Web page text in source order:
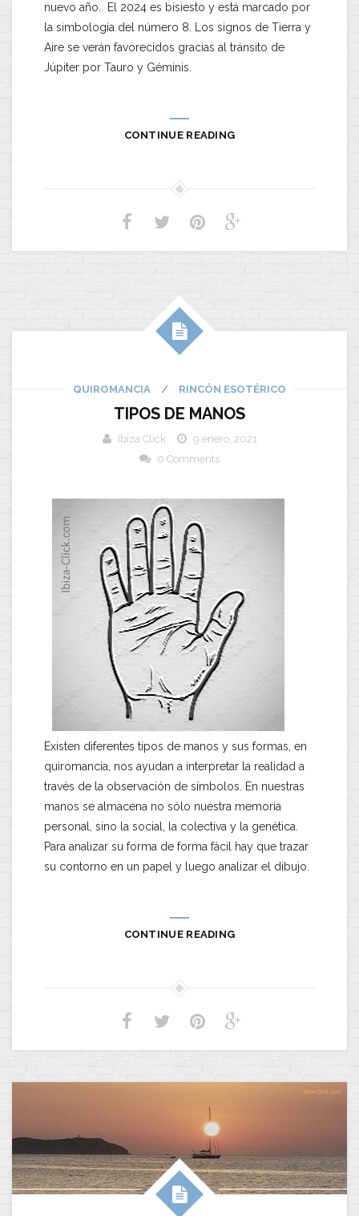
nuevo año. El 2024 es bisiesto y está marcado por
la simbología del número 8. Los signos de Tierra y
Aire se verán favorecidos gracias al tránsito de
Júpiter por Tauro y Géminis.
CONTINUE READING
QUIROMANCIA / RINCÓN ESOTÉRICO
TIPOS DE MANOS
Ibiza Click
9 enero, 2021
0 Comments
Existen diferentes tipos de manos y sus formas, en
quiromancia, nos ayudan a interpretar la realidad a
través de la observación de símbolos. En nuestras
manos se almacena no sólo nuestra memoria
personal, sino la social, la colectiva y la genética.
Para analizar su forma de forma fácil hay que trazar
su contorno en un papel y luego analizar el dibujo.
CONTINUE READING